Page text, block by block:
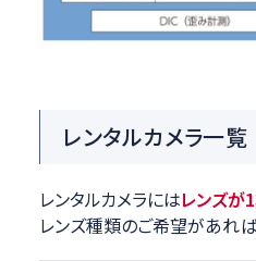
レンタルカメラ一覧
レンタルカメラにはレンズが
レンズ種類のご希望があれ